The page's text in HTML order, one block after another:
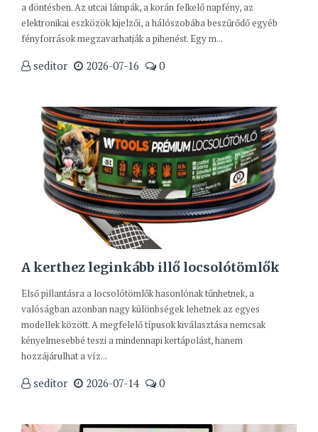
a döntésben. Az utcai lámpák, a korán felkelő napfény, az
elektronikai eszközök kijelzői, a hálószobába beszűrődő egyéb
fényforrások megzavarhatják a pihenést. Egy m...
seditor 2026-07-16 0
A kerthez leginkább illő locsolótömlők
Első pillantásra a locsolótömlők hasonlónak tűnhetnek, a
valóságban azonban nagy különbségek lehetnek az egyes
modellek között. A megfelelő típusok kiválasztása nemcsak
kényelmesebbé teszi a mindennapi kertápolást, hanem
hozzájárulhat a víz...
seditor 2026-07-14 0